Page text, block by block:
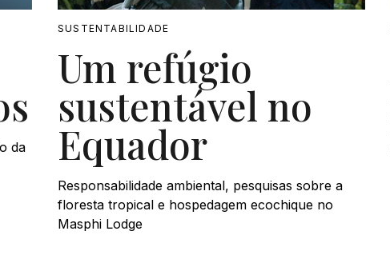
da
SUSTENTABILIDADE
Um refúgio
sustentável no
Equador
Responsabilidade ambiental, pesquisas sobre a
floresta tropical e hospedagem ecochique no
Masphi Lodge